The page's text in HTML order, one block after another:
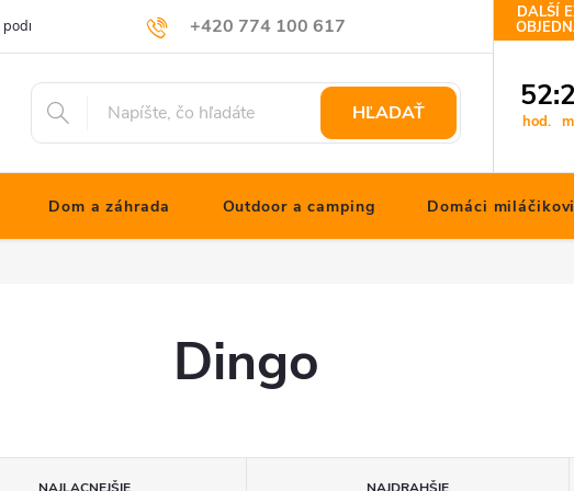
+420 774 100 617
info@jonathanshop.cz
Podmienky ochrany osobných údajov Blog JONATHNshop.cz
HĽADAŤ
DALŠÍ
52
hod.
:
Dom a záhrada Outdoor a camping Domáci
Dingo